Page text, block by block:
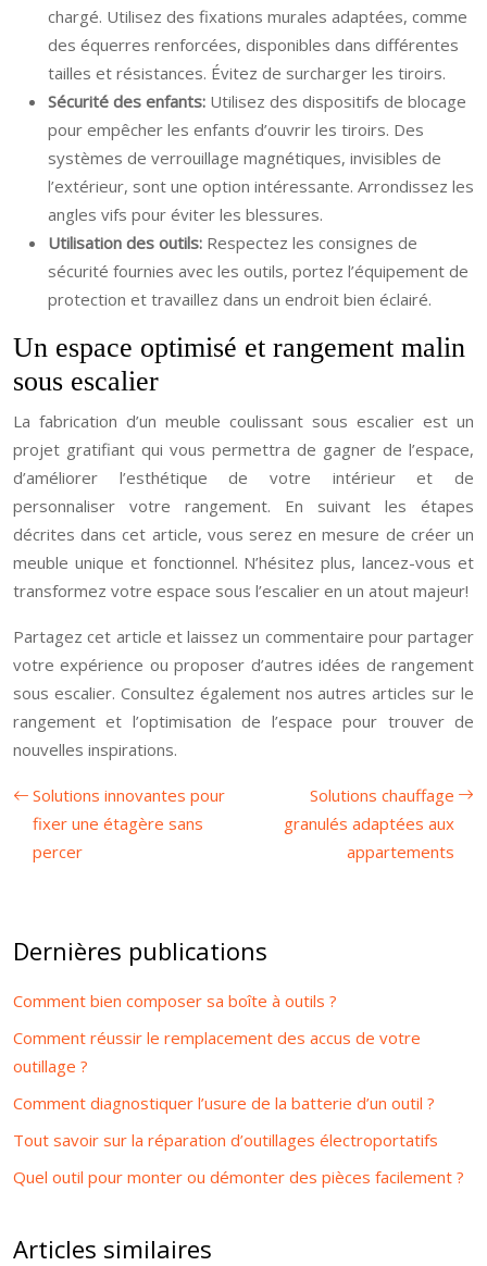
chargé. Utilisez des fixations murales adaptées, comme
des équerres renforcées, disponibles dans différentes
tailles et résistances. Évitez de surcharger les tiroirs.
Sécurité des enfants: Utilisez des dispositifs de blocage
pour empêcher les enfants d’ouvrir les tiroirs. Des
systèmes de verrouillage magnétiques, invisibles de
l’extérieur, sont une option intéressante. Arrondissez les
angles vifs pour éviter les blessures.
Utilisation des outils: Respectez les consignes de
sécurité fournies avec les outils, portez l’équipement de
protection et travaillez dans un endroit bien éclairé.
Un espace optimisé et rangement malin
sous escalier
La fabrication d’un meuble coulissant sous escalier est un
projet gratifiant qui vous permettra de gagner de l’espace,
d’améliorer l’esthétique de votre intérieur et de
personnaliser votre rangement. En suivant les étapes
décrites dans cet article, vous serez en mesure de créer un
meuble unique et fonctionnel. N’hésitez plus, lancez-vous et
transformez votre espace sous l’escalier en un atout majeur!
Partagez cet article et laissez un commentaire pour partager
votre expérience ou proposer d’autres idées de rangement
sous escalier. Consultez également nos autres articles sur le
rangement et l’optimisation de l’espace pour trouver de
nouvelles inspirations.
Solutions innovantes pour
fixer une étagère sans
percer
Solutions chauffage
granulés adaptées aux
appartements
Dernières publications
Comment bien composer sa boîte à outils ?
Comment réussir le remplacement des accus de votre
outillage ?
Comment diagnostiquer l’usure de la batterie d’un outil ?
Tout savoir sur la réparation d’outillages électroportatifs
Quel outil pour monter ou démonter des pièces facilement ?
Articles similaires